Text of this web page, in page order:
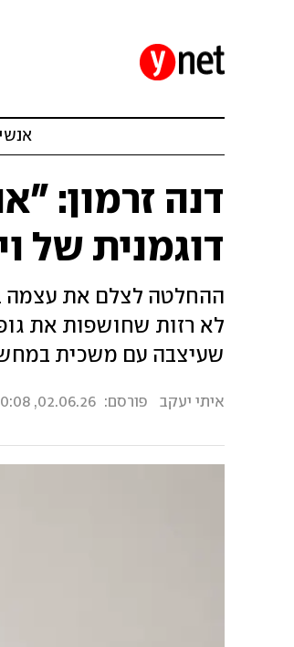
דנה זרמון:
דוגמנית של
ההחלטה לצלם את עצמה
לא רזות שחושפות את
שעיצבה עם משכית
איתי יעקב פורסם: 02.06.26, 10:08